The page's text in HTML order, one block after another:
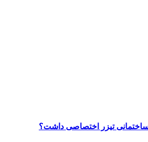
ساختمانی تیزر اختصاصی داشت؟